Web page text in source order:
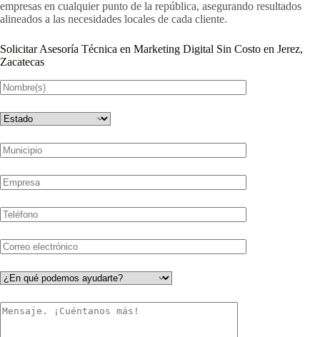
empresas en cualquier punto de la república, asegurando resultados
alineados a las necesidades locales de cada cliente.
Solicitar Asesoría Técnica en Marketing Digital Sin Costo en Jerez,
Zacatecas